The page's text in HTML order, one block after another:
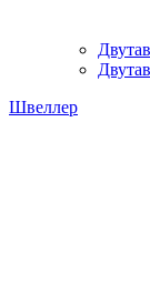
Швеллер